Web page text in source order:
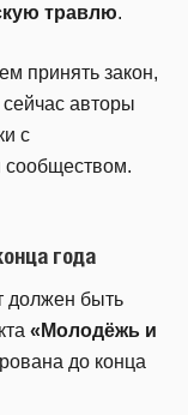
травлю.
принять закон,
авторы
с
года
должен быть
«Молодёжь и
до конца